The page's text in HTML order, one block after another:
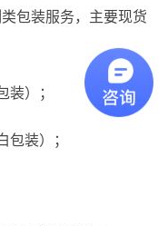
包装服务，主要现货
装）；
包装）；